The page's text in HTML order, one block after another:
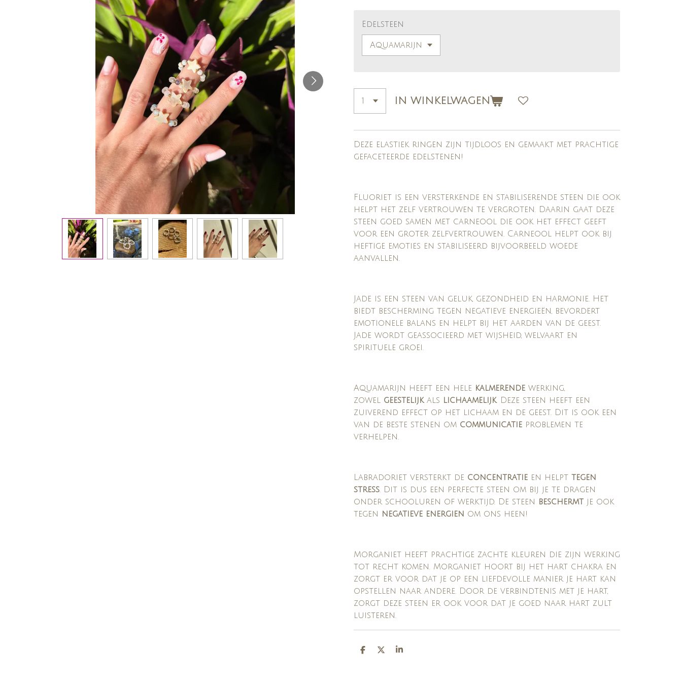
Edelsteen
IN WINKELWAGEN
Deze elastiek ringen zijn tijdloos en gemaakt met prachtige
gefaceteerde edelstenen!
Fluoriet is een versterkende en stabiliserende steen die ook
helpt het zelf vertrouwen te vergroten. Daarin gaat deze
steen goed samen met carneool die ook het effect geeft
voor een groter zelfvertrouwen. Carneool helpt ook bij
heftige emoties en stabiliseerd bijvoorbeeld woede
aanvallen.
Jade is een steen van geluk, gezondheid en harmonie. Het
biedt bescherming tegen negatieve energieën, bevordert
emotionele balans en helpt bij het aarden van de geest.
Jade wordt geassocieerd met wijsheid, welvaart en
spirituele groei.
Aquamarijn heeft een hele kalmerende werking,
zowel geestelijk als lichaamelijk. Deze steen heeft een
zuiverend effect op het lichaam en de geest. Dit is ook een
van de beste stenen om communicatie problemen te
verhelpen.
Labradoriet versterkt de concentratie en helpt tegen
stress. Dit is dus een perfecte steen om bij je te dragen
onder schooluren of werktijd. De steen beschermt je ook
tegen negatieve energien om ons heen!
Morganiet heeft prachtige zachte kleuren die zijn werking
tot recht komen. Morganiet hoort bij het hart chakra en
zorgt er voor dat je op een liefdevolle manier je hart kan
opstellen naar andere. Door de verbindtenis met je hart,
zorgt deze steen er ook voor dat je goed naar hart zult
luisteren.
D
D
S